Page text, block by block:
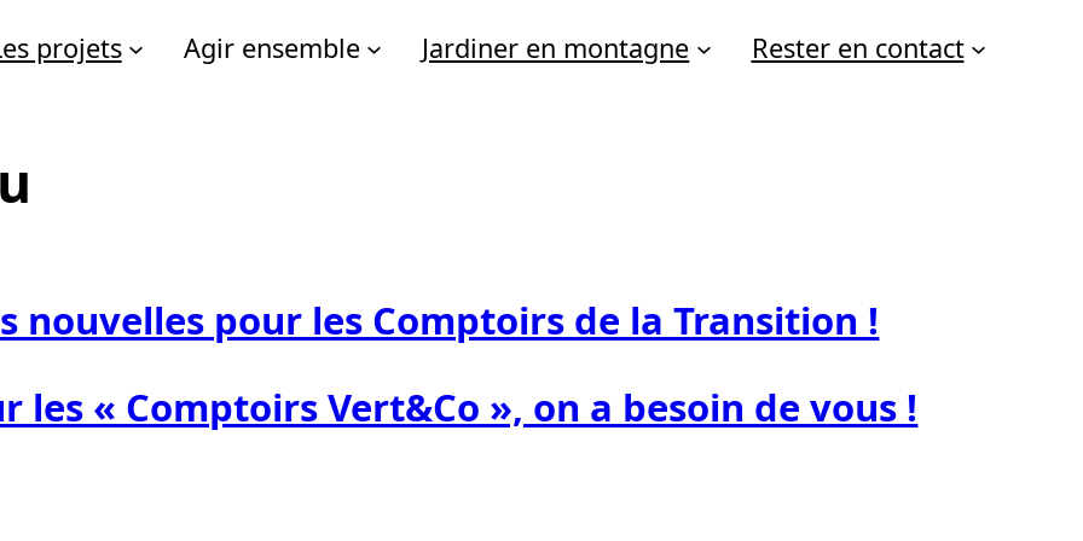
projets Agir ensemble Jardiner en montagne Rester en contact
nouvelles pour les Comptoirs de la Transition !
les « Comptoirs Vert&Co », on a besoin de vous !